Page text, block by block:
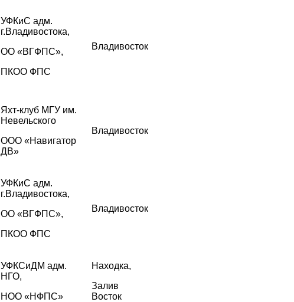
УФКиС адм.
г.Владивостока,
ОО «ВГФПС»,
ПКОО ФПС
Владивосток
Яхт-клуб МГУ им.
Невельского
ООО «Навигатор
ДВ»
Владивосток
УФКиС адм.
г.Владивостока,
ОО «ВГФПС»,
ПКОО ФПС
Владивосток
УФКСиДМ адм.
НГО,
НОО «НФПС»
Находка,
Залив
Восток